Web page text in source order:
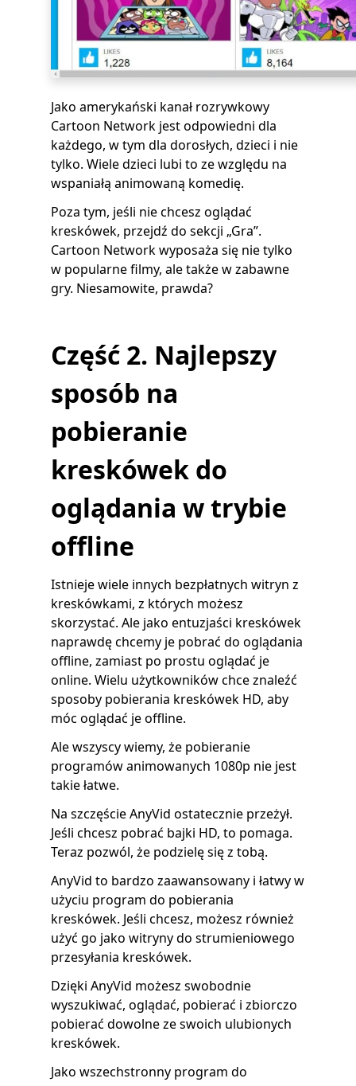
Jako amerykański kanał rozrywkowy
Cartoon Network jest odpowiedni dla
każdego, w tym dla dorosłych, dzieci i nie
tylko. Wiele dzieci lubi to ze względu na
wspaniałą animowaną komedię.
Poza tym, jeśli nie chcesz oglądać
kreskówek, przejdź do sekcji „Gra”.
Cartoon Network wyposaża się nie tylko
w popularne filmy, ale także w zabawne
gry. Niesamowite, prawda?
Część 2. Najlepszy
sposób na
pobieranie
kreskówek do
oglądania w trybie
offline
Istnieje wiele innych bezpłatnych witryn z
kreskówkami, z których możesz
skorzystać. Ale jako entuzjaści kreskówek
naprawdę chcemy je pobrać do oglądania
offline, zamiast po prostu oglądać je
online. Wielu użytkowników chce znaleźć
sposoby pobierania kreskówek HD, aby
móc oglądać je offline.
Ale wszyscy wiemy, że pobieranie
programów animowanych 1080p nie jest
takie łatwe.
Na szczęście AnyVid ostatecznie przeżył.
Jeśli chcesz pobrać bajki HD, to pomaga.
Teraz pozwól, że podzielę się z tobą.
AnyVid to bardzo zaawansowany i łatwy w
użyciu program do pobierania
kreskówek. Jeśli chcesz, możesz również
użyć go jako witryny do strumieniowego
przesyłania kreskówek.
Dzięki AnyVid możesz swobodnie
wyszukiwać, oglądać, pobierać i zbiorczo
pobierać dowolne ze swoich ulubionych
kreskówek.
Jako wszechstronny program do